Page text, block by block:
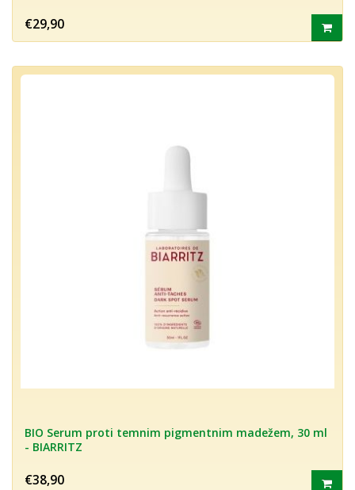
€29,90
BIO Serum proti temnim pigmentnim madežem, 30 ml
- BIARRITZ
€38,90